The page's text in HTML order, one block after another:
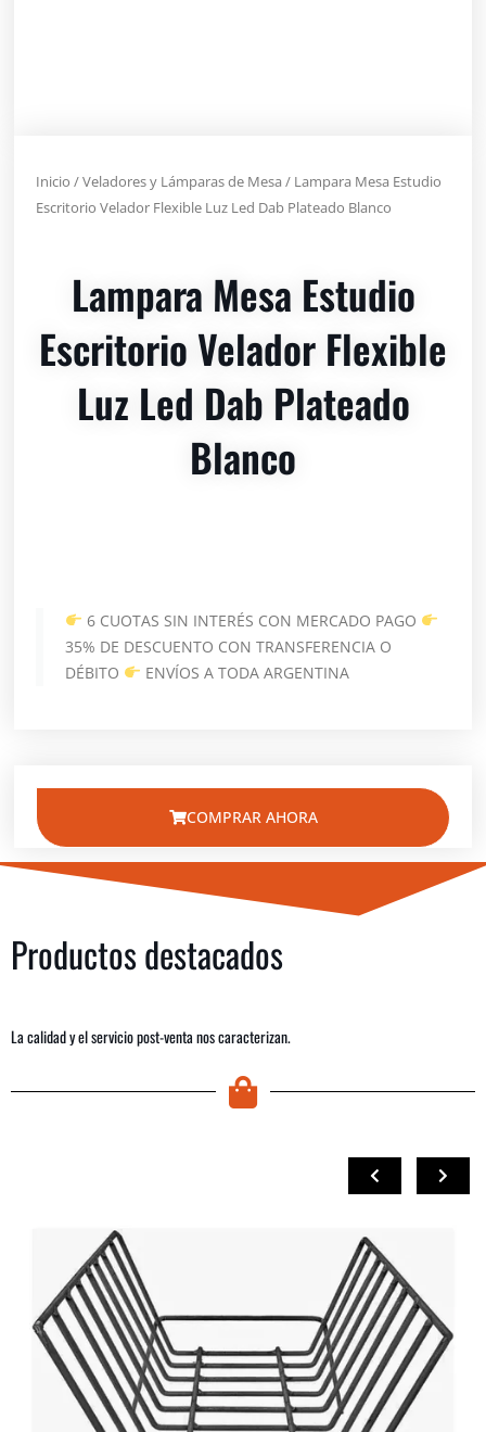
Inicio /Veladores y Lámparas de Mesa / Lampara Mesa Estudio
Escritorio Velador Flexible Luz Led Dab Plateado Blanco
Lampara Mesa Estudio
Escritorio Velador Flexible
Luz Led Dab Plateado
Blanco
6 CUOTAS SIN INTERÉS CON MERCADO PAGO
35% DE DESCUENTO CON TRANSFERENCIA O
DÉBITO
ENVÍOS A TODA ARGENTINA
COMPRAR AHORA
Productos destacados
La calidad y el servicio post-venta nos caracterizan.
COMPRAR